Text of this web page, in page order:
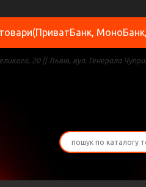
20 || Львів, вул. Генерала